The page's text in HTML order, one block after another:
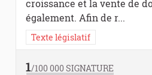
croissance et la vente de
également. Afin de r...
Texte législatif
1/100 000SIGNATURE